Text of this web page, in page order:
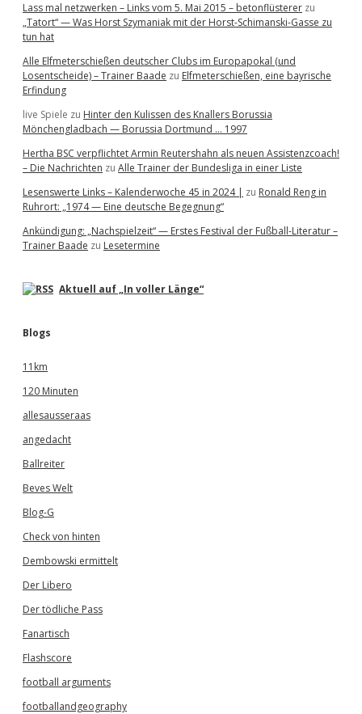
Lass mal netzwerken – Links vom 5. Mai 2015 – betonflüsterer zu
„Tatort“ — Was Horst Szymaniak mit der Horst-Schimanski-Gasse zu
tun hat
Alle Elfmeterschießen deutscher Clubs im Europapokal (und
Losentscheide) – Trainer Baade zu Elfmeterschießen, eine bayrische
Erfindung
live Spiele zu Hinter den Kulissen des Knallers Borussia
Mönchengladbach — Borussia Dortmund … 1997
Hertha BSC verpflichtet Armin Reutershahn als neuen Assistenzcoach!
– Die Nachrichten zu Alle Trainer der Bundesliga in einer Liste
Lesenswerte Links – Kalenderwoche 45 in 2024 | zu Ronald Reng in
Ruhrort: „1974 — Eine deutsche Begegnung“
Ankündigung: „Nachspielzeit“ — Erstes Festival der Fußball-Literatur –
Trainer Baade zu Lesetermine
Aktuell auf „In voller Länge“
Blogs
11km
120 Minuten
allesausseraas
angedacht
Ballreiter
Beves Welt
Blog-G
Check von hinten
Dembowski ermittelt
Der Libero
Der tödliche Pass
Fanartisch
Flashscore
football arguments
footballandgeography